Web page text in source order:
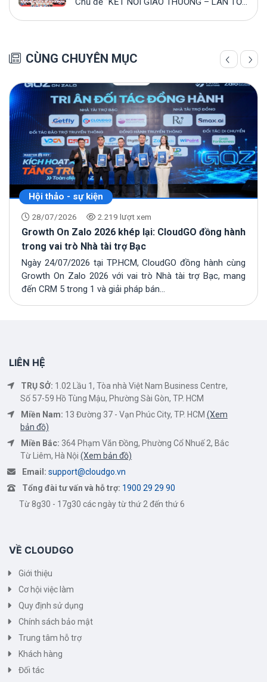
CÙNG CHUYÊN MỤC
Hội thảo - sự kiện
28/07/2026 2.219 lượt xem
Growth On Zalo 2026 khép lại: CloudGO đồng hành
trong vai trò Nhà tài trợ Bạc
Ngày 24/07/2026 tại TP.HCM, CloudGO đồng hành cùng
Growth On Zalo 2026 với vai trò Nhà tài trợ Bạc, mang
đến CRM 5 trong 1 và giải pháp bán...
LIÊN HỆ
TRỤ SỞ: 1.02 Lầu 1, Tòa nhà Việt Nam Business Centre,
Số 57-59 Hồ Tùng Mậu, Phường Sài Gòn, TP. HCM
Miền Nam: 13 Đường 37 - Vạn Phúc City, TP. HCM (Xem
bản đồ)
Miền Bắc: 364 Phạm Văn Đồng, Phường Cổ Nhuế 2, Bắc
Từ Liêm, Hà Nội(Xem bản đồ)
Email: support@cloudgo.vn
Tổng đài tư vấn và hỗ trợ: 1900 29 29 90
Từ 8g30 - 17g30 các ngày từ thứ 2 đến thứ 6
VỀ CLOUDGO
Giới thiệu
Cơ hội việc làm
Quy định sử dụng
Chính sách bảo mật
Trung tâm hỗ trợ
Khách hàng
Đối tác